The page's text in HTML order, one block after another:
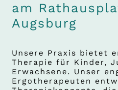
am
Augsburg
Unsere Praxis bietet
Therapie für Kinder,
Erwachsene. Unser
Ergotherapeuten